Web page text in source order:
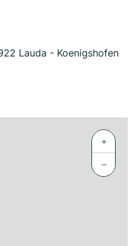
Lauda - Koenigshofen
+
−